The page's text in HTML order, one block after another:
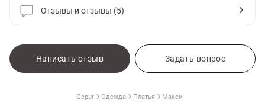
Отзывы и отзывы (5)
Написать отзыв Задать вопрос
Gepur Одежда Платья Макси